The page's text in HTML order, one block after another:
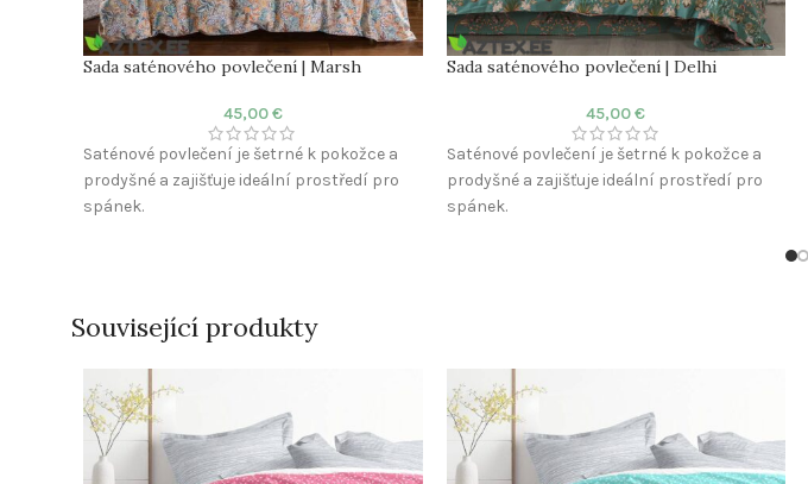
Sada saténového povlečení | Marsh
45,00€
Saténové povlečení je šetrné k pokožce a
prodyšné a zajišťuje ideální prostředí pro
spánek.
Povlak na peřinu: 200×220 cm
Povlak na polštář: 50×75 cm (2ks)
Prostěradlo: Není součástí
Komfort: Prodyšná a měkká textura
Sada saténového povlečení | Delhi
45,00€
Saténové povlečení je šetrné k pokožce a
prodyšné a zajišťuje ideální prostředí pro
spánek.
Prostěradlo: Není součástí
Komfort: Prodyšná a měkká textura
Související produkty